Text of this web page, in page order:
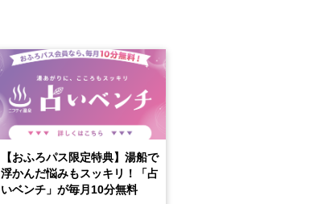
【おふろパス限定特典】湯船で
浮かんだ悩みもスッキリ！「占
いベンチ」が毎月10分無料